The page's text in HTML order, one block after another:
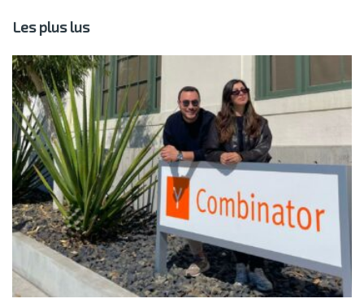
Les plus lus